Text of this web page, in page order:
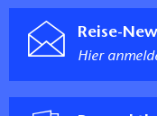
Reise-
Hier